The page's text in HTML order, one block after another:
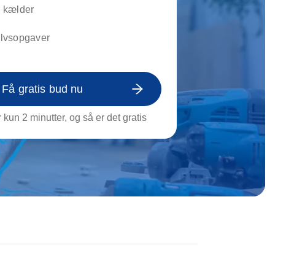
af tagrende
rengøring
kælder
Få gratis bud nu
kun 2 minutter, og så er det gratis